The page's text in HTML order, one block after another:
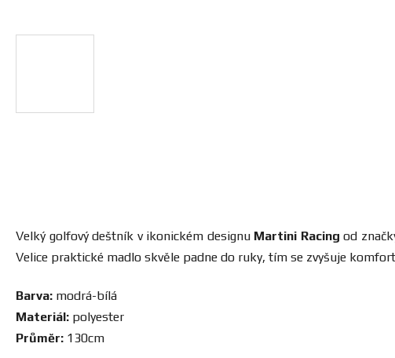
Velký golfový deštník v ikonickém designu Martini Racing od
Velice praktické madlo skvěle padne do ruky, tím se zvyšuje
Barva: modrá-bílá
Materiál: polyester
Průměr: 130cm